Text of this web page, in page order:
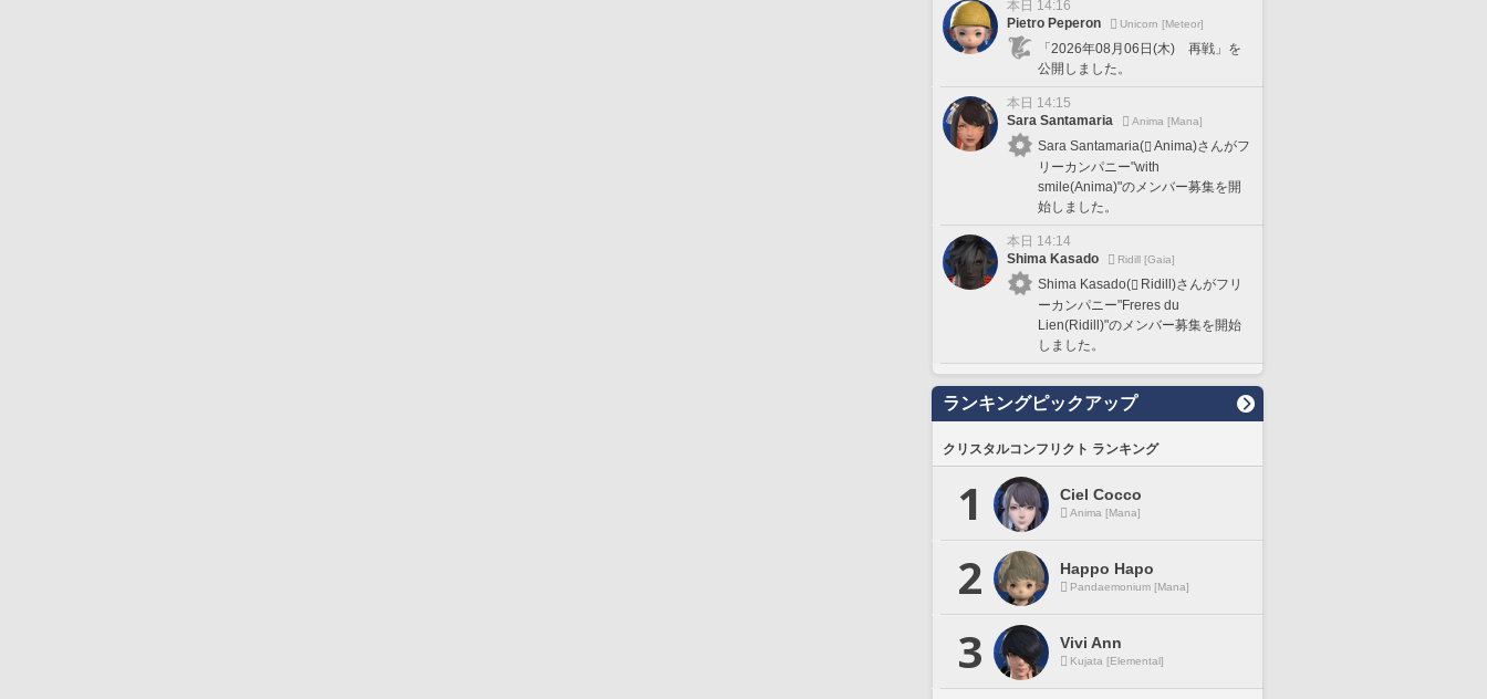
本日 14:16
Pietro Peperon
Unicorn [Meteor]
「2026年08月06日(木) 再戦」を
公開しました。
本日 14:15
Sara Santamaria
Anima [Mana]
Sara Santamaria(
Anima)さんがフ
リーカンパニー"with
smile(Anima)"のメンバー募集を開
始しました。
本日 14:14
Shima Kasado
Ridill [Gaia]
Shima Kasado(
Ridill)さんがフリ
ーカンパニー"Freres du
Lien(Ridill)"のメンバー募集を開始
しました。
ランキングピックアップ
クリスタルコンフリクト ランキング
1 Ciel Cocco
Anima [Mana]
2 Happo Hapo
Pandaemonium [Mana]
3 Vivi Ann
Kujata [Elemental]